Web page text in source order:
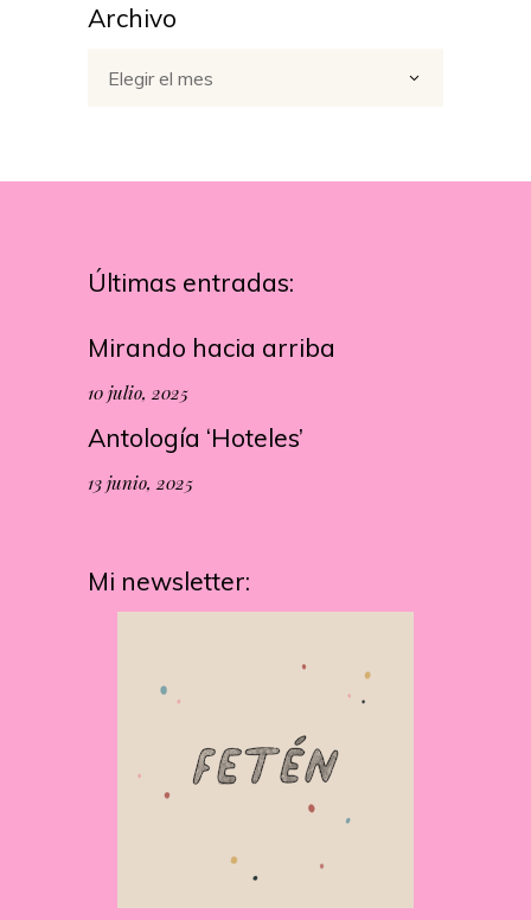
Archivo
Elegir el mes
Últimas entradas:
Mirando hacia arriba
10 julio, 2025
Antología ‘Hoteles’
13 junio, 2025
Mi newsletter: